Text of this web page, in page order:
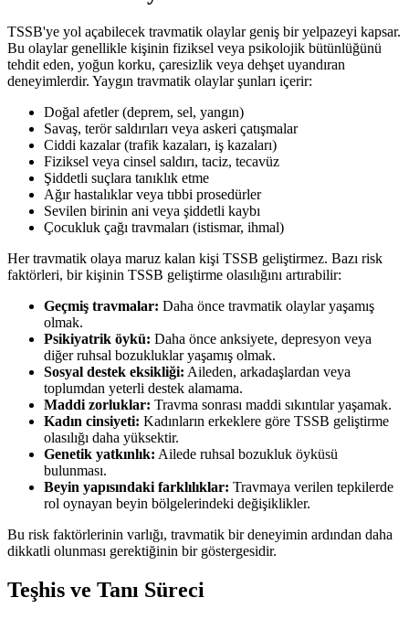
TSSB'ye yol açabilecek travmatik olaylar geniş bir yelpazeyi kapsar.
Bu olaylar genellikle kişinin fiziksel veya psikolojik bütünlüğünü
tehdit eden, yoğun korku, çaresizlik veya dehşet uyandıran
deneyimlerdir. Yaygın travmatik olaylar şunları içerir:
Doğal afetler (deprem, sel, yangın)
Savaş, terör saldırıları veya askeri çatışmalar
Ciddi kazalar (trafik kazaları, iş kazaları)
Fiziksel veya cinsel saldırı, taciz, tecavüz
Şiddetli suçlara tanıklık etme
Ağır hastalıklar veya tıbbi prosedürler
Sevilen birinin ani veya şiddetli kaybı
Çocukluk çağı travmaları (istismar, ihmal)
Her travmatik olaya maruz kalan kişi TSSB geliştirmez. Bazı risk
faktörleri, bir kişinin TSSB geliştirme olasılığını artırabilir:
Geçmiş travmalar: Daha önce travmatik olaylar yaşamış
olmak.
Psikiyatrik öykü: Daha önce anksiyete, depresyon veya
diğer ruhsal bozukluklar yaşamış olmak.
Sosyal destek eksikliği: Aileden, arkadaşlardan veya
toplumdan yeterli destek alamama.
Maddi zorluklar: Travma sonrası maddi sıkıntılar yaşamak.
Kadın cinsiyeti: Kadınların erkeklere göre TSSB geliştirme
olasılığı daha yüksektir.
Genetik yatkınlık: Ailede ruhsal bozukluk öyküsü
bulunması.
Beyin yapısındaki farklılıklar: Travmaya verilen tepkilerde
rol oynayan beyin bölgelerindeki değişiklikler.
Bu risk faktörlerinin varlığı, travmatik bir deneyimin ardından daha
dikkatli olunması gerektiğinin bir göstergesidir.
Teşhis ve Tanı Süreci